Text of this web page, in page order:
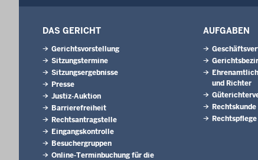
DAS GERICHT
Gerichtsvorstellung
Sitzungstermine
Sitzungsergebnisse
Presse
Justiz-Auktion
Barrierefreiheit
Rechtsantragstelle
Eingangskontrolle
Besuchergruppen
Online-Terminbuchung für die
AUFGABEN
und Richter
Rechtskunde
Rechtspflege